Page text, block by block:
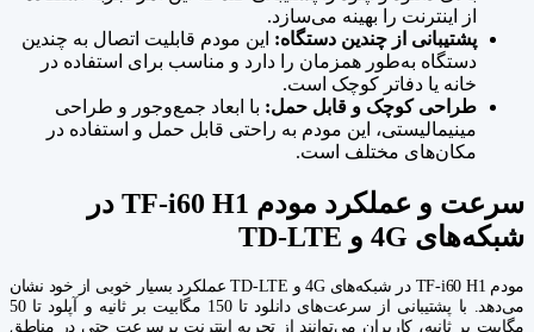
از اینترنت را بهینه می‌سازد.
پشتیبانی از چندین دستگاه: این مودم قابلیت اتصال به چندین
دستگاه به‌طور همزمان را دارد و مناسب برای استفاده در
خانه یا دفاتر کوچک است.
طراحی کوچک و قابل حمل: با ابعاد جمع‌وجور و طراحی
مینیمالیستی، این مودم به راحتی قابل حمل و استفاده در
مکان‌های مختلف است.
سرعت و عملکرد مودم TF-i60 H1 در
شبکه‌های 4G و TD-LTE
مودم TF-i60 H1 در شبکه‌های 4G و TD-LTE عملکرد بسیار خوبی از خود نشان
می‌دهد. با پشتیبانی از سرعت‌های دانلود تا 150 مگابیت بر ثانیه و آپلود تا 50
مگابیت بر ثانیه، کاربران می‌توانند از تجربه اینترنت پرسرعت حتی در مناطق